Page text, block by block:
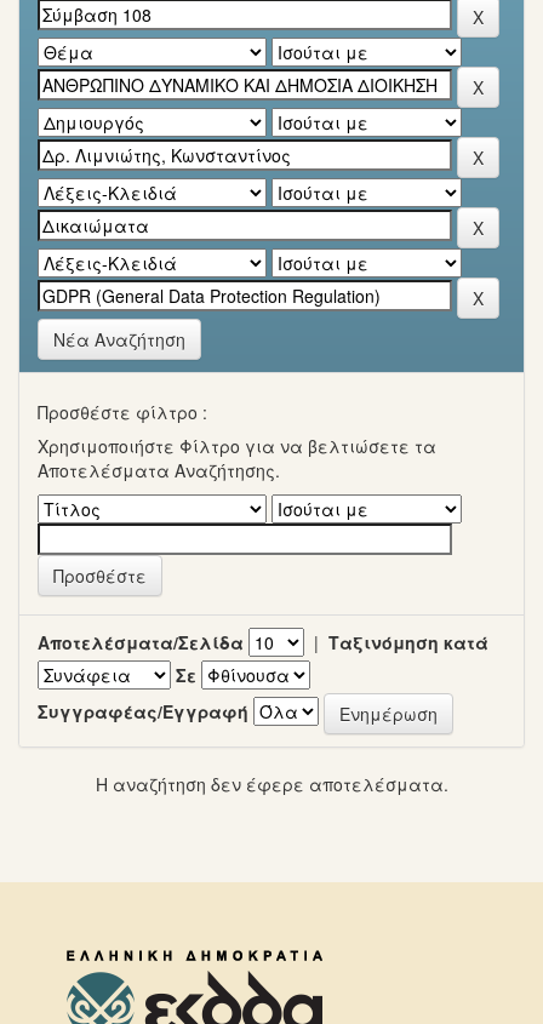
Νέα Αναζήτηση
Προσθέστε φίλτρο :
Χρησιμοποιήστε Φίλτρο για να βελτιώσετε τα
Αποτελέσματα Αναζήτησης.
Αποτελέσματα/Σελίδα | Ταξινόμηση κατά
Σε
Συγγραφέας/Εγγραφή
Η αναζήτηση δεν έφερε αποτελέσματα.